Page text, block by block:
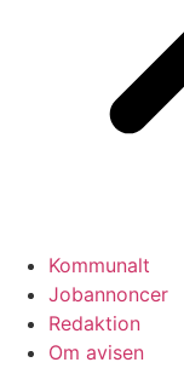
Kommunalt
Jobannoncer
Redaktion
Om avisen